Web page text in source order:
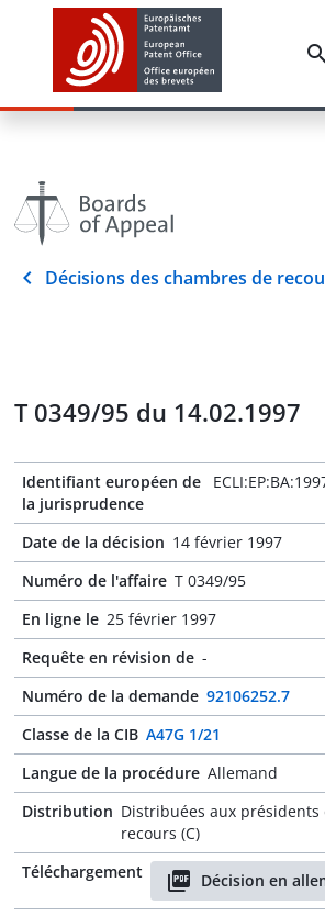
Décisions des chambres de
T 0349/95 du 14.02.1997
Identifiant européen de
la jurisprudence
Date de la décision 14 février 1997
Numéro de l'affaire T 0349/95
En ligne le 25 février 1997
Requête en révision de -
Numéro de la demande 92106252.7
Classe de la CIB A47G 1/21
Langue de la procédure Allemand
Distribution Distribuées aux présidents
recours (C)
Téléchargement
Décision en